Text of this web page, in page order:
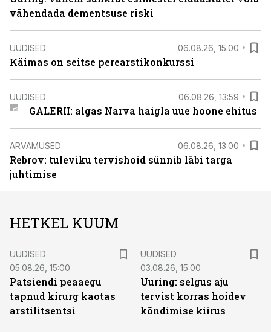
vähendada dementsuse riski
UUDISED 06.08.26, 15:00
Käimas on seitse perearstikonkurssi
UUDISED 06.08.26, 13:59
GALERII: algas Narva haigla uue hoone ehitus
ARVAMUSED 06.08.26, 13:00
Rebrov: tuleviku tervishoid sünnib läbi targa
juhtimise
HETKEL KUUM
UUDISED
05.08.26, 15:00
Patsiendi peaaegu
tapnud kirurg kaotas
arstilitsentsi
UUDISED
03.08.26, 15:00
Uuring: selgus aju
tervist korras hoidev
kõndimise kiirus